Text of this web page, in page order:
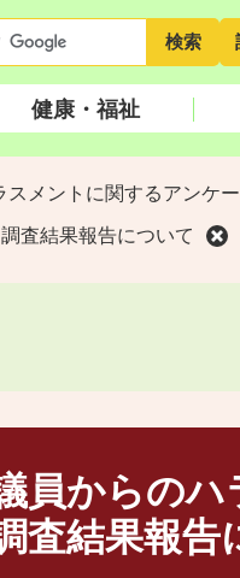
健康・福祉
スメントに関するアンケ
査結果報告について
員からのハ
査結果報告